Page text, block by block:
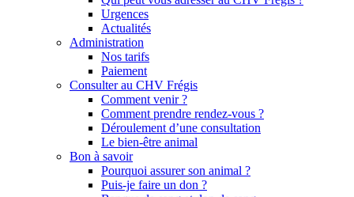
Urgences
Actualités
Administration
Nos tarifs
Paiement
Consulter au CHV Frégis
Comment venir ?
Comment prendre rendez-vous ?
Déroulement d’une consultation
Le bien-être animal
Bon à savoir
Pourquoi assurer son animal ?
Puis-je faire un don ?